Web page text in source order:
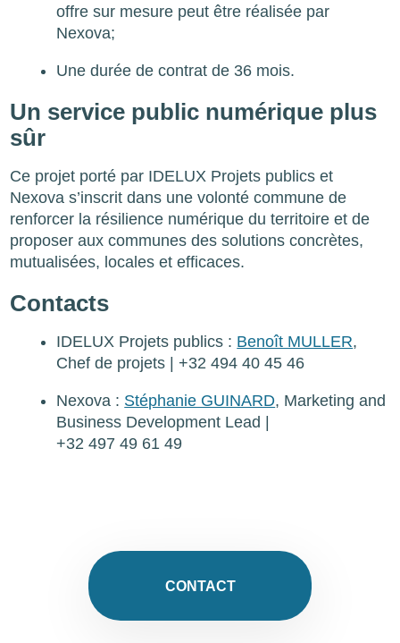
offre sur mesure peut être réalisée par
Nexova;
Une durée de contrat de 36 mois.
Un service public numérique plus
sûr
Ce projet porté par IDELUX Projets publics et
Nexova s’inscrit dans une volonté commune de
renforcer la résilience numérique du territoire et de
proposer aux communes des solutions concrètes,
mutualisées, locales et efficaces.
Contacts
IDELUX Projets publics : Benoît MULLER,
Chef de projets | +32 494 40 45 46
Nexova : Stéphanie GUINARD, Marketing and
Business Development Lead |
+32 497 49 61 49
CONTACT